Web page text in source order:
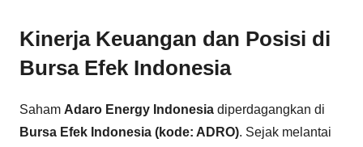
Kinerja Keuangan dan Posisi di
Bursa Efek Indonesia
Saham Adaro Energy Indonesia diperdagangkan di
Bursa Efek Indonesia (kode: ADRO). Sejak melantai